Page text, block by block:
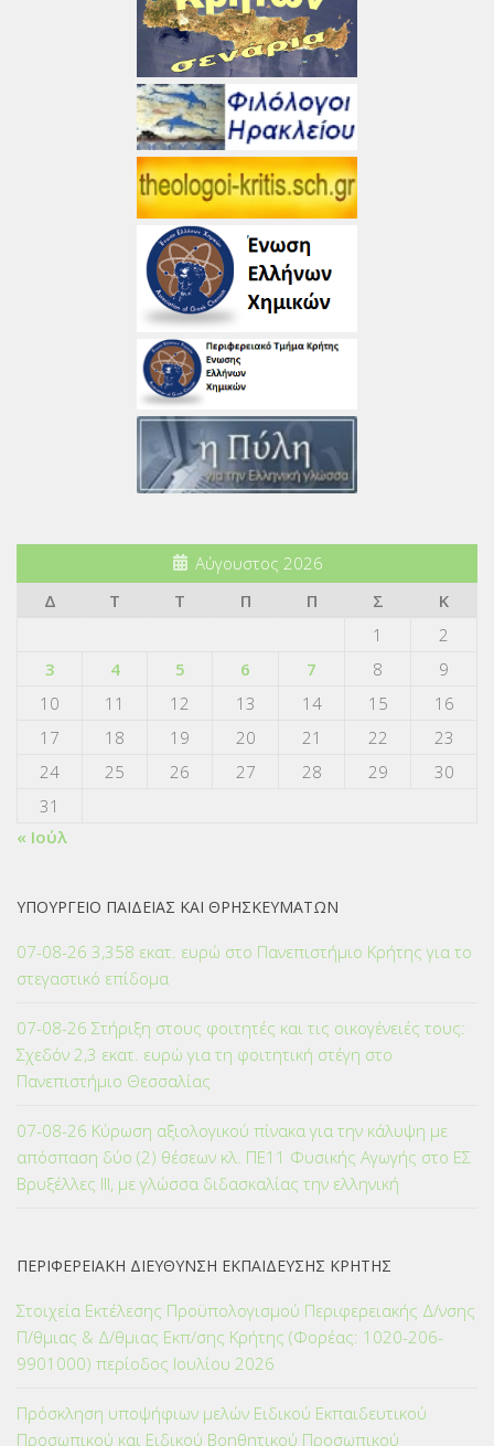
Αύγουστος 2026
Δ
Τ Τ Π Π Σ
Κ
1
2
3
4 5 6 7 8
9
10
11 12 13 14 15
16
17
18 19 20 21 22
23
24
25 26 27 28 29
30
31
« Ιούλ
ΥΠΟΥΡΓΕΙΟ ΠΑΙΔΕΙΑΣ ΚΑΙ ΘΡΗΣΚΕΥΜΑΤΩΝ
07-08-26 3,358 εκατ. ευρώ στο Πανεπιστήμιο Κρήτης για το
στεγαστικό επίδομα
07-08-26 Στήριξη στους φοιτητές και τις οικογένειές τους:
Σχεδόν 2,3 εκατ. ευρώ για τη φοιτητική στέγη στο
Πανεπιστήμιο Θεσσαλίας
07-08-26 Κύρωση αξιολογικού πίνακα για την κάλυψη με
απόσπαση δύο (2) θέσεων κλ. ΠΕ11 Φυσικής Αγωγής στο ΕΣ
Βρυξέλλες ΙΙΙ, με γλώσσα διδασκαλίας την ελληνική
ΠΕΡΙΦΕΡΕΙΑΚΗ ΔΙΕΥΘΥΝΣΗ ΕΚΠΑΙΔΕΥΣΗΣ ΚΡΗΤΗΣ
Στοιχεία Εκτέλεσης Προϋπολογισμού Περιφερειακής Δ/νσης
Π/θμιας & Δ/θμιας Εκπ/σης Κρήτης (Φορέας: 1020-206-
9901000) περίοδος Ιουλίου 2026
Πρόσκληση υποψήφιων μελών Ειδικού Εκπαιδευτικού
Προσωπικού και Ειδικού Βοηθητικού Προσωπικού